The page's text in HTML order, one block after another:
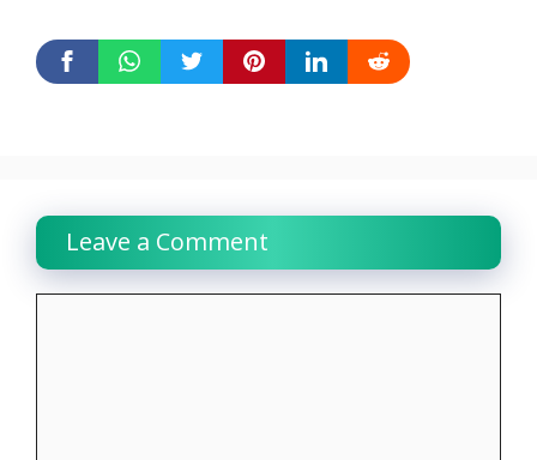
Leave a Comment